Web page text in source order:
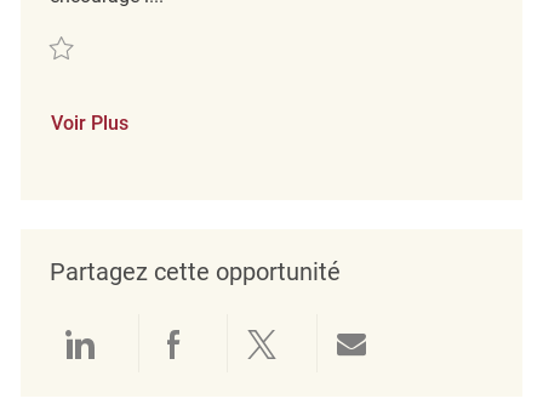
Sauvegarder Merchandising Associate REQ113883
Voir Plus
Partagez cette opportunité
Partager via LinkedIn
Partager via Facebook
Partager via twitter